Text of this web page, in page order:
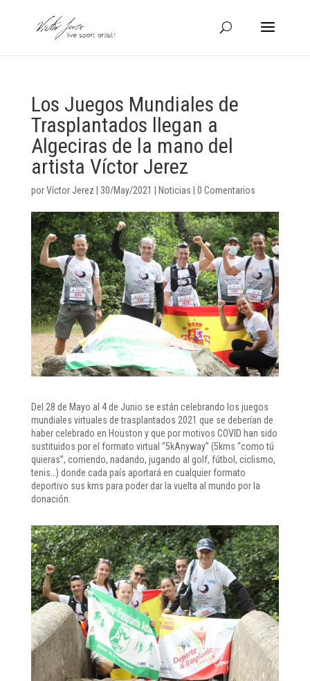
Los Juegos Mundiales de
Trasplantados llegan a
Algeciras de la mano del
artista Víctor Jerez
porVíctor Jerez 30/May/2021 Noticias 0 Comentarios
Del 28 de Mayo al 4 de Junio se están celebrando los juegos
mundiales virtuales de trasplantados 2021 que se deberían de
haber celebrado en Houston y que por motivos COVID han sido
sustituidos por el formato virtual “5kAnyway” (5kms “como tú
quieras”, corriendo, nadando, jugando al golf, fútbol, ciclismo,
tenis…) donde cada país aportará en cualquier formato
deportivo sus kms para poder dar la vuelta al mundo por la
donación.